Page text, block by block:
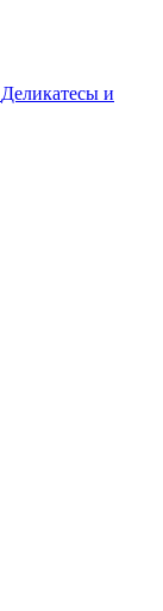
Деликатесы и